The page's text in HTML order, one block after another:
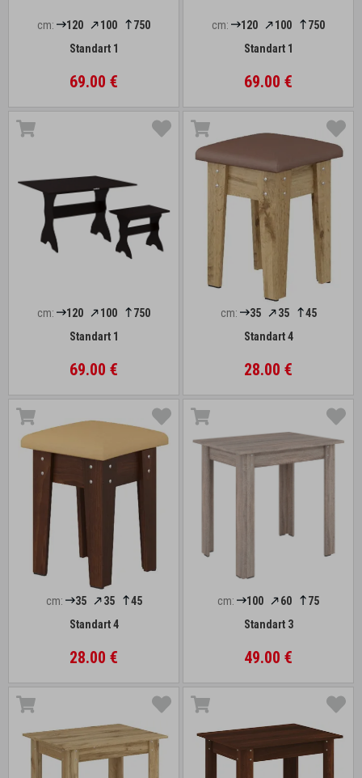
cm: 120 100
750
Standart 1
69.00 €
cm: 120 100
750
Standart 1
69.00 €
cm: 120 100
750
Standart 1
69.00 €
cm: 35 35
45
Standart 4
28.00 €
cm: 35 35
45
Standart 4
28.00 €
cm: 100 60
75
Standart 3
49.00 €